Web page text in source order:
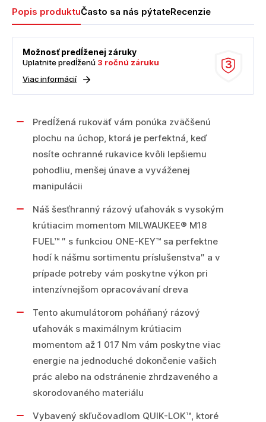
Popis produktuČasto sa nás pýtateRecenzie
3
Možnosť predĺženej záruky
Uplatnite predĺženú 3 ročnú záruku
Viac informácií
Predĺžená rukoväť vám ponúka zväčšenú
plochu na úchop, ktorá je perfektná, keď
nosíte ochranné rukavice kvôli lepšiemu
pohodliu, menšej únave a vyváženej
manipulácii
Náš šesťhranný rázový uťahovák s vysokým
krútiacim momentom MILWAUKEE® M18
FUEL™ ″ s funkciou ONE-KEY™ sa perfektne
hodí k nášmu sortimentu príslušenstva″ a v
prípade potreby vám poskytne výkon pri
intenzívnejšom opracovávaní dreva
Tento akumulátorom poháňaný rázový
uťahovák s maximálnym krútiacim
momentom až 1 017 Nm vám poskytne viac
energie na jednoduché dokončenie vašich
prác alebo na odstránenie zhrdzaveného a
skorodovaného materiálu
Vybavený skľučovadlom QUIK-LOK™, ktoré